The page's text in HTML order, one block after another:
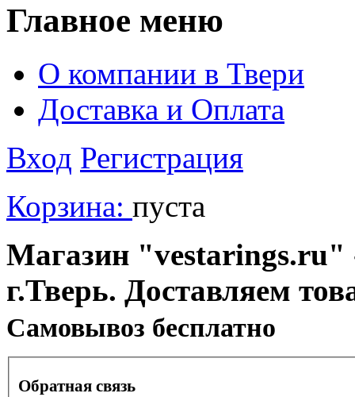
Главное меню
О компании в Твери
Доставка и Оплата
Вход Регистрация
Корзина: пуста
Магазин "vestarings.ru"
г.Тверь. Доставляем
Cамовывоз бесплатно
Обратная связь